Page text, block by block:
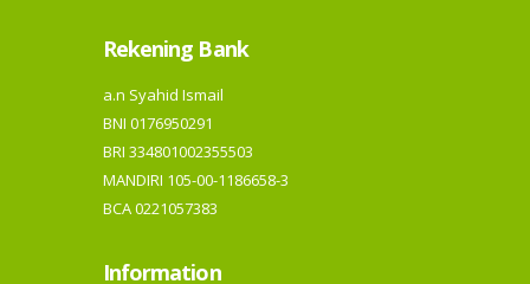
Rekening Bank
a.n Syahid Ismail
BNI 0176950291
BRI 334801002355503
MANDIRI 105-00-1186658-3
BCA 0221057383
Information